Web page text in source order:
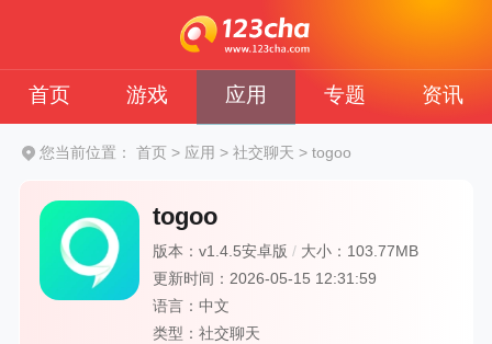
首页 游戏 应用 专题 资讯
您当前位置： 首页 > 应用 > 社交聊天 >togoo
togoo
版本：v1.4.5安卓版/ 大小：103.77MB
更新时间：2026-05-15 12:31:59
语言：中文
类型：社交聊天